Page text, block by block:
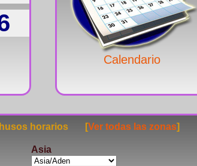
Calendario
husos horarios [Ver todas las zonas]
Asia